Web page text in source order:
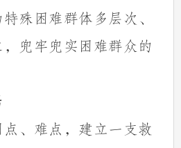
殊困难群体多层次、
兜牢兜实困难群众的
、难点，建立一支救